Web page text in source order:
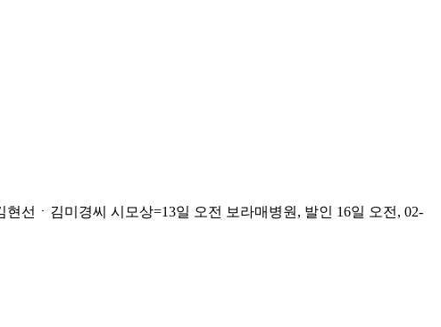
선ㆍ김미경씨 시모상=13일 오전 보라매병원, 발인 16일 오전, 02-